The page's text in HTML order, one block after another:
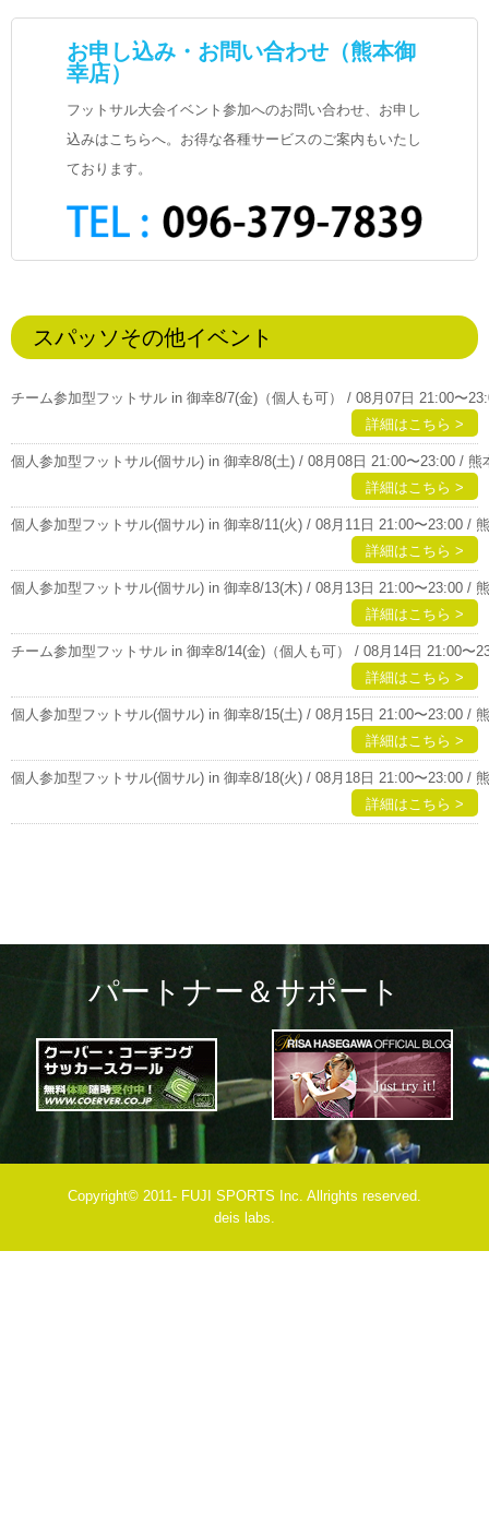
お申し込み・お問い合わせ（熊本御
幸店）
フットサル大会イベント参加へのお問い合わせ、お申し
込みはこちらへ。お得な各種サービスのご案内もいたし
ております。
スパッソその他イベント
チーム参加型フットサル in 御幸8/7(金)（個人も可） / 08月07日 21:00〜
詳細はこちら >
個人参加型フットサル(個サル) in 御幸8/8(土) / 08月08日 21:00〜23:00 / 熊
詳細はこちら >
個人参加型フットサル(個サル) in 御幸8/11(火) / 08月11日 21:00〜23:00 /
詳細はこちら >
個人参加型フットサル(個サル) in 御幸8/13(木) / 08月13日 21:00〜23:00 /
詳細はこちら >
チーム参加型フットサル in 御幸8/14(金)（個人も可） / 08月14日 21:00〜
詳細はこちら >
個人参加型フットサル(個サル) in 御幸8/15(土) / 08月15日 21:00〜23:00 /
詳細はこちら >
個人参加型フットサル(個サル) in 御幸8/18(火) / 08月18日 21:00〜23:00 /
詳細はこちら >
パートナー＆サポート
Copyright© 2011- FUJI SPORTS Inc. Allrights reserved.
deis labs.